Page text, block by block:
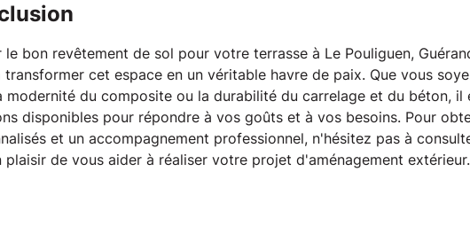
le bon revêtement de sol pour votre terrasse à Le Pouliguen,
transformer cet espace en un véritable havre de paix. Que vous
modernité du composite ou la durabilité du carrelage et du béton, il
disponibles pour répondre à vos goûts et à vos besoins. Pour
et un accompagnement professionnel, n'hésitez pas à
plaisir de vous aider à réaliser votre projet d'aménagement extérieur.